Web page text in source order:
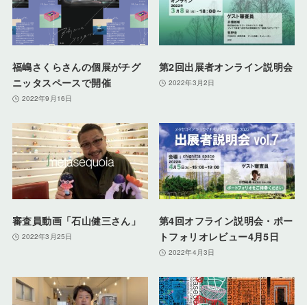
福嶋さくらさんの個展がチグ
ニッタスペースで開催
2022年9月16日
第2回出展者オンライン説明会
2022年3月2日
審査員動画「石山健三さん」
2022年3月25日
第4回オフライン説明会・ポー
トフォリオレビュー4月5日
2022年4月3日